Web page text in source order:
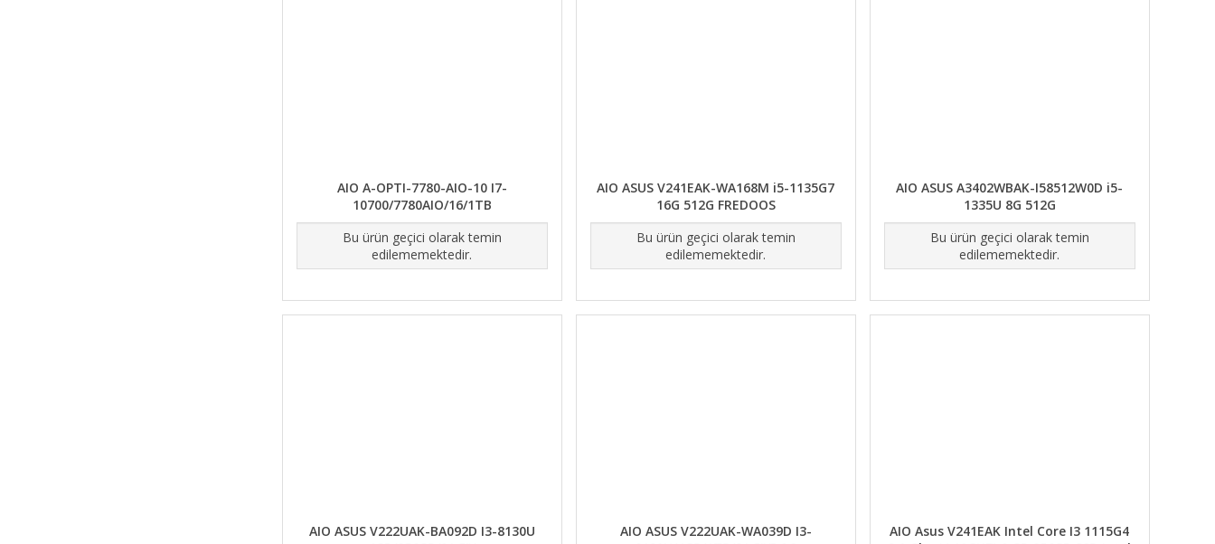
AIO A-OPTI-7780-AIO-10 I7-
10700/7780AIO/16/1TB
Bu ürün geçici olarak temin
edilememektedir.
AIO ASUS V241EAK-WA168M i5-1135G7
16G 512G FREDOOS
Bu ürün geçici olarak temin
edilememektedir.
AIO ASUS A3402WBAK-I58512W0D i5-
1335U 8G 512G
Bu ürün geçici olarak temin
edilememektedir.
AIO ASUS V222UAK-BA092D I3-8130U
AIO ASUS V222UAK-WA039D I3-
AIO Asus V241EAK Intel Core I3 1115G4